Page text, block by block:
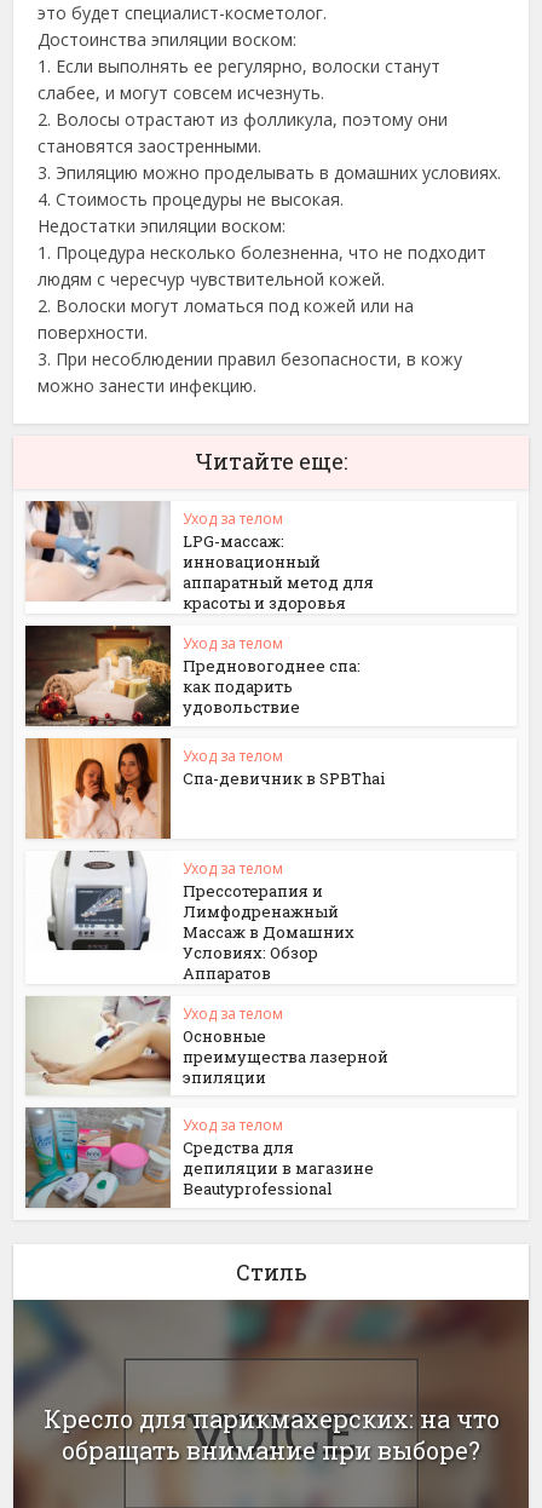
это будет специалист-косметолог.
Достоинства эпиляции воском:
1. Если выполнять ее регулярно, волоски станут
слабее, и могут совсем исчезнуть.
2. Волосы отрастают из фолликула, поэтому они
становятся заостренными.
3. Эпиляцию можно проделывать в домашних условиях.
4. Стоимость процедуры не высокая.
Недостатки эпиляции воском:
1. Процедура несколько болезненна, что не подходит
людям с чересчур чувствительной кожей.
2. Волоски могут ломаться под кожей или на
поверхности.
3. При несоблюдении правил безопасности, в кожу
можно занести инфекцию.
Читайте еще:
Уход за телом
LPG-массаж:
инновационный
аппаратный метод для
красоты и здоровья
Уход за телом
Предновогоднее спа:
как подарить
удовольствие
Уход за телом
Спа-девичник в SPBThai
Уход за телом
Прессотерапия и
Лимфодренажный
Массаж в Домашних
Условиях: Обзор
Аппаратов
Уход за телом
Основные
преимущества лазерной
эпиляции
Уход за телом
Средства для
депиляции в магазине
Beautyprofessional
Стиль
Кресло для парикмахерских: на что
обращать внимание при выборе?